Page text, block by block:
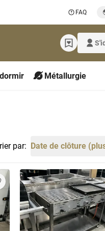
FAQ
Métallurgie
par: Date de clôture